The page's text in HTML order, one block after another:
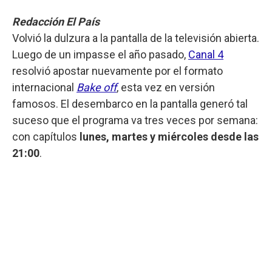
Redacción El País
Volvió la dulzura a la pantalla de la televisión abierta.
Luego de un impasse el año pasado, Canal 4
resolvió apostar nuevamente por el formato
internacional Bake off, esta vez en versión
famosos. El desembarco en la pantalla generó tal
suceso que el programa va tres veces por semana:
con capítulos lunes, martes y miércoles desde las
21:00.